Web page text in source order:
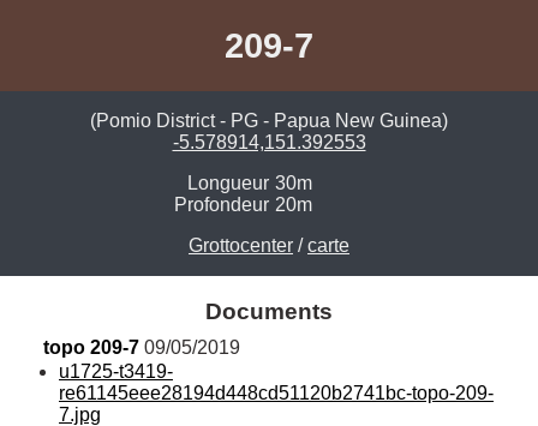
209-7
(Pomio District - PG - Papua New Guinea)
-5.578914,151.392553
Longueur 30m
Profondeur 20m
Grottocenter /carte
Documents
topo 209-7 09/05/2019
u1725-t3419-
re61145eee28194d448cd51120b2741bc-topo-209-
7.jpg